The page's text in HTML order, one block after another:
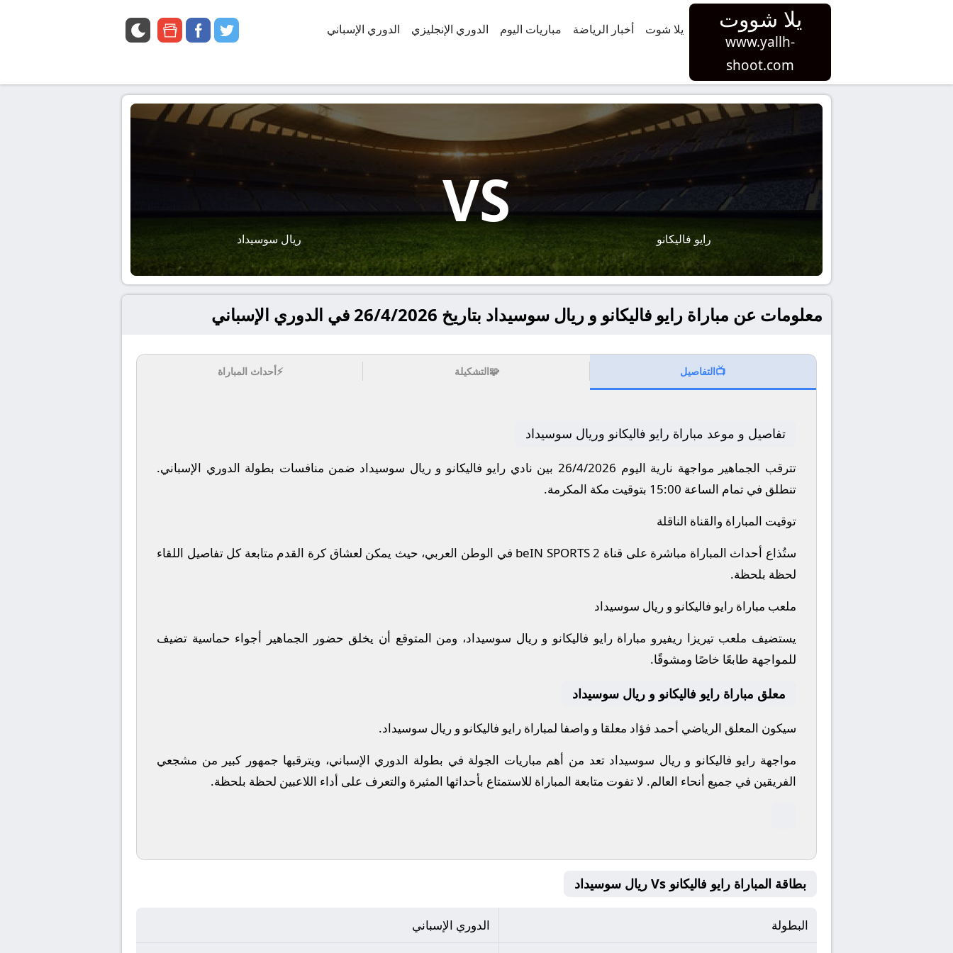
يلا شووت
www.yallh-
shoot.com
يلا شوت أخبار الرياضة مباريات اليوم الدوري الإنجليزي الدوري الإسباني twitter
facebook
google
رايو فاليكانو
VS
ريال سوسيداد
معلومات عن مباراة رايو فاليكانو و ريال سوسيداد بتاريخ 26/4/2026 في الدوري الإسباني
📺التفاصيل 🧩التشكيلة ⚡أحداث المباراة
تفاصيل و موعد مباراة رايو فاليكانو وريال سوسيداد
تترقب الجماهير مواجهة نارية اليوم 26/4/2026 بين نادي رايو فاليكانو و ريال سوسيداد ضمن منافسات بطولة الدوري الإسباني.
تنطلق في تمام الساعة 15:00 بتوقيت مكة المكرمة.
توقيت المباراة والقناة الناقلة
ستُذاع أحداث المباراة مباشرة على قناة beIN SPORTS 2 في الوطن العربي، حيث يمكن لعشاق كرة القدم متابعة كل تفاصيل اللقاء
لحظة بلحظة.
ملعب مباراة رايو فاليكانو و ريال سوسيداد
يستضيف ملعب تيريزا ريفيرو مباراة رايو فاليكانو و ريال سوسيداد، ومن المتوقع أن يخلق حضور الجماهير أجواء حماسية تضيف
للمواجهة طابعًا خاصًا ومشوقًا.
معلق مباراة رايو فاليكانو و ريال سوسيداد
سيكون المعلق الرياضي أحمد فؤاد معلقا و واصفا لمباراة رايو فاليكانو و ريال سوسيداد.
مواجهة رايو فاليكانو و ريال سوسيداد تعد من أهم مباريات الجولة في بطولة الدوري الإسباني، ويترقبها جمهور كبير من مشجعي
الفريقين في جميع أنحاء العالم. لا تفوت متابعة المباراة للاستمتاع بأحداثها المثيرة والتعرف على أداء اللاعبين لحظة بلحظة.
بطاقة المباراة رايو فاليكانو Vs ريال سوسيداد
البطولة الدوري الإسباني